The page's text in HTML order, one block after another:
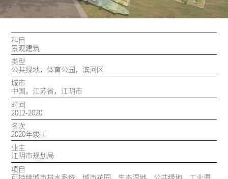
科目
景观建筑
类型
公共绿地，体育公园，滨河区
城市
中国，江苏省，江阴市
时间
2012-2020
名次
2020年竣工
业主
江阴市规划局
项目
可持续城市排水系统、城市花园、生态湿地、公共绿地、工业遗